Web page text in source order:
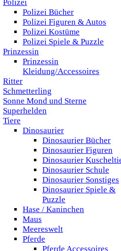
Polizei
Polizei Bücher
Polizei Figuren & Autos
Polizei Kostüme
Polizei Spiele & Puzzle
Prinzessin
Prinzessin
Kleidung/Accessoires
Ritter
Schmetterling
Sonne Mond und Sterne
Superhelden
Tiere
Dinosaurier
Dinosaurier Bücher
Dinosaurier Figuren
Dinosaurier
Dinosaurier Schule
Dinosaurier Sonstiges
Dinosaurier Spiele &
Puzzle
Hase / Kaninchen
Maus
Meereswelt
Pferde
Pferde Accessoires